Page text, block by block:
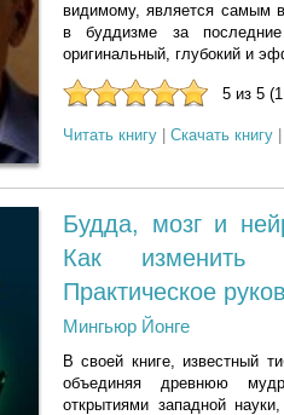
видимому, является самым
в буддизме за
оригинальный, глубокий и
5 из 5
Читать книгу Скачать книгу
Будда, мозг и
Как изменить
Практическое
Мингьюр Йонге
В своей книге, известный
объединяя древнюю
открытиями западной